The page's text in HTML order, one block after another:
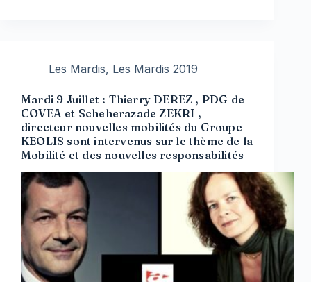
Les Mardis, Les Mardis 2019
Mardi 9 Juillet : Thierry DEREZ , PDG de
COVEA et Scheherazade ZEKRI ,
directeur nouvelles mobilités du Groupe
KEOLIS sont intervenus sur le thème de la
Mobilité et des nouvelles responsabilités